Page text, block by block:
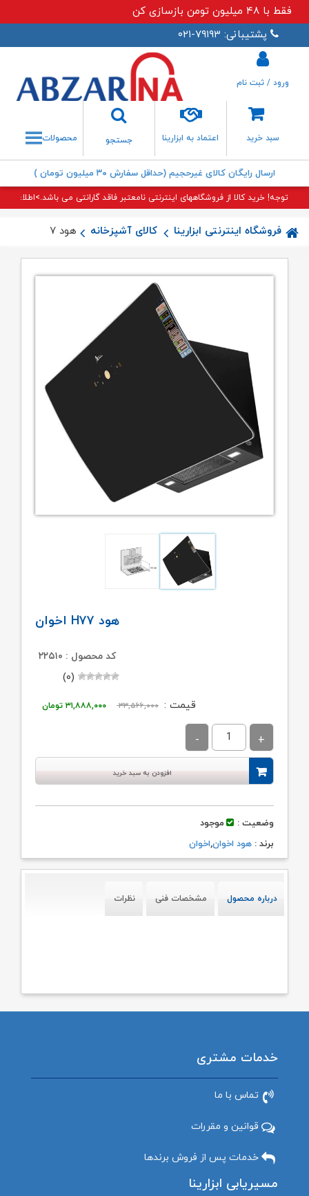
فقط با ۴۸ میلیون تومن بازسازی کن
پشتیبانی: ۷۹۱۹۳-۰۲۱
سبد خرید اعتماد به ابزارینا
جستجو
جستجو
ورود / ثبت نام
محصولات
ارسال رایگان کالای غیرحجیم (حداقل سفارش ۳۰ میلیون تومان )
توجه! خرید کالا از فروشگاههای اینترنتی نامعتبر فاقد گارانتی می باشد.>اطلاعات
فروشگاه اینترنتی ابزارینا کالای آشپزخانه هود H۷۷ اخوان
هود H۷۷ اخوان
کد محصول : ۲۲۵۱۰
(۰)
قیمت : ۳۳,۵۶۶,۰۰۰
قیمت
۳۱,۸۸۸,۰۰۰ تومان
افزودن به سبد خرید
وضعیت :
موجود
برند : هود اخوان,اخوان
درباره محصول مشخصات فنی نظرات
خدمات مشتری
تماس با ما
قوانین و مقررات
خدمات پس از فروش برندها
مسیریابی ابزارینا